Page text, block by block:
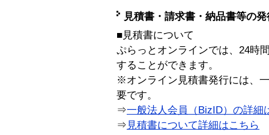
見積書・請求書・納品書等の
■見積書について
ぷらっとオンラインでは、24時
することができます。
※オンライン見積書発行には、
要です。
⇒一般法人会員（BizID）の詳細
⇒ 見積書について詳細はこちら